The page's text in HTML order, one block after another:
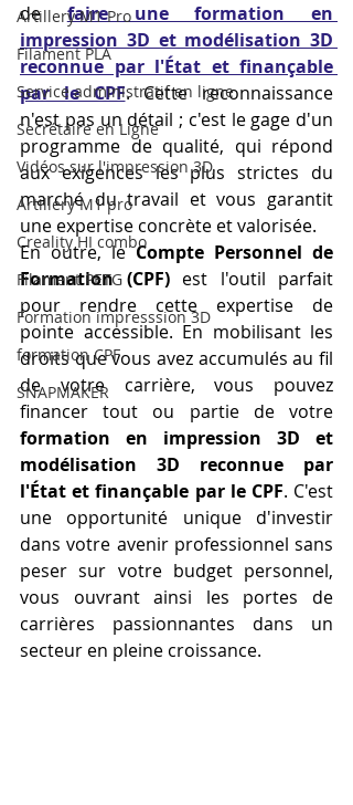
Artillery M1 Pro
Filament PLA
Service administratif en ligne
Secrétaire en Ligne
Vidéos sur l'impression 3D,
Artillery M1 pro
Creality HI combo
Filament PETG
Formation impresssion 3D
formation CPF
SNAPMAKER
de faire une formation en
impression 3D et modélisation 3D
reconnue par l'État et finançable
par le CPF. Cette reconnaissance
n'est pas un détail ; c'est le gage d'un
programme de qualité, qui répond
aux exigences les plus strictes du
marché du travail et vous garantit
une expertise concrète et valorisée.
En outre, le Compte Personnel de
Formation (CPF) est l'outil parfait
pour rendre cette expertise de
pointe accessible. En mobilisant les
droits que vous avez accumulés au fil
de votre carrière, vous pouvez
formation en impression 3D et
modélisation 3D reconnue par
l'État et finançable par le CPF. C'est
une opportunité unique d'investir
dans votre avenir professionnel sans
peser sur votre budget personnel,
vous ouvrant ainsi les portes de
carrières passionnantes dans un
secteur en pleine croissance.